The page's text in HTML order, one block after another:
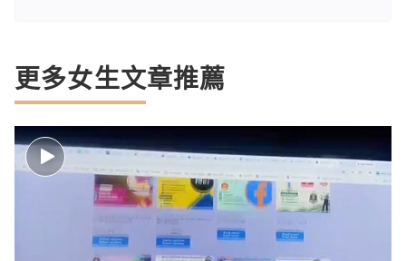
更多女生文章推薦